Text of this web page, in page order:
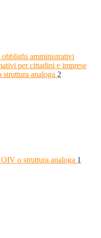
obblighi amministrativi
per cittadini e imprese
analoga 2
o struttura analoga 1